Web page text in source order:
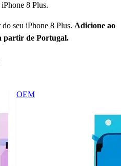
8 Plus.
seu iPhone 8 Plus. Adicione ao
partir de Portugal.
OEM